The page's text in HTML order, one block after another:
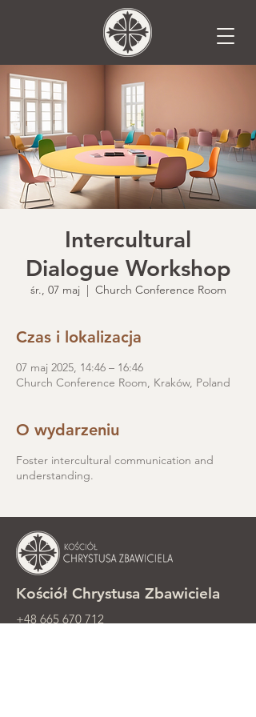
Intercultural
Dialogue Workshop
śr., 07 maj
  |
Church Conference Room
Czas i lokalizacja
07 maj 2025, 14:46 – 16:46
Church Conference Room, Kraków, Poland
O wydarzeniu
Foster intercultural communication and
understanding.
Kościół Chrystusa Zbawiciela
+48 665 670 712